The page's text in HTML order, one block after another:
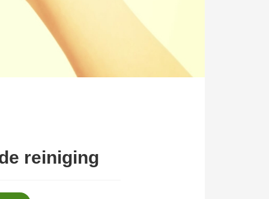
reiniging